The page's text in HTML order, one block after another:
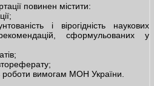
повинен містити:
і вірогідність наукових
сформульованих у
роботи вимогам МОН України.